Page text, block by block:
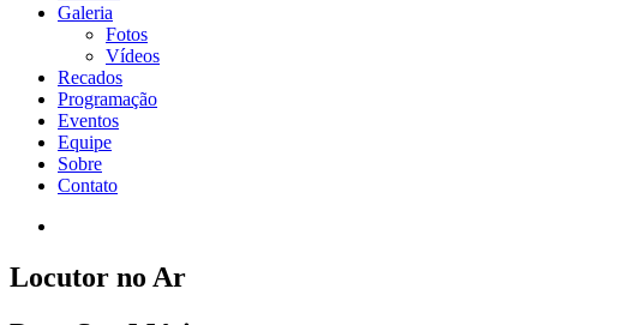
Galeria
Fotos
Vídeos
Recados
Programação
Eventos
Equipe
Sobre
Contato
Locutor no Ar